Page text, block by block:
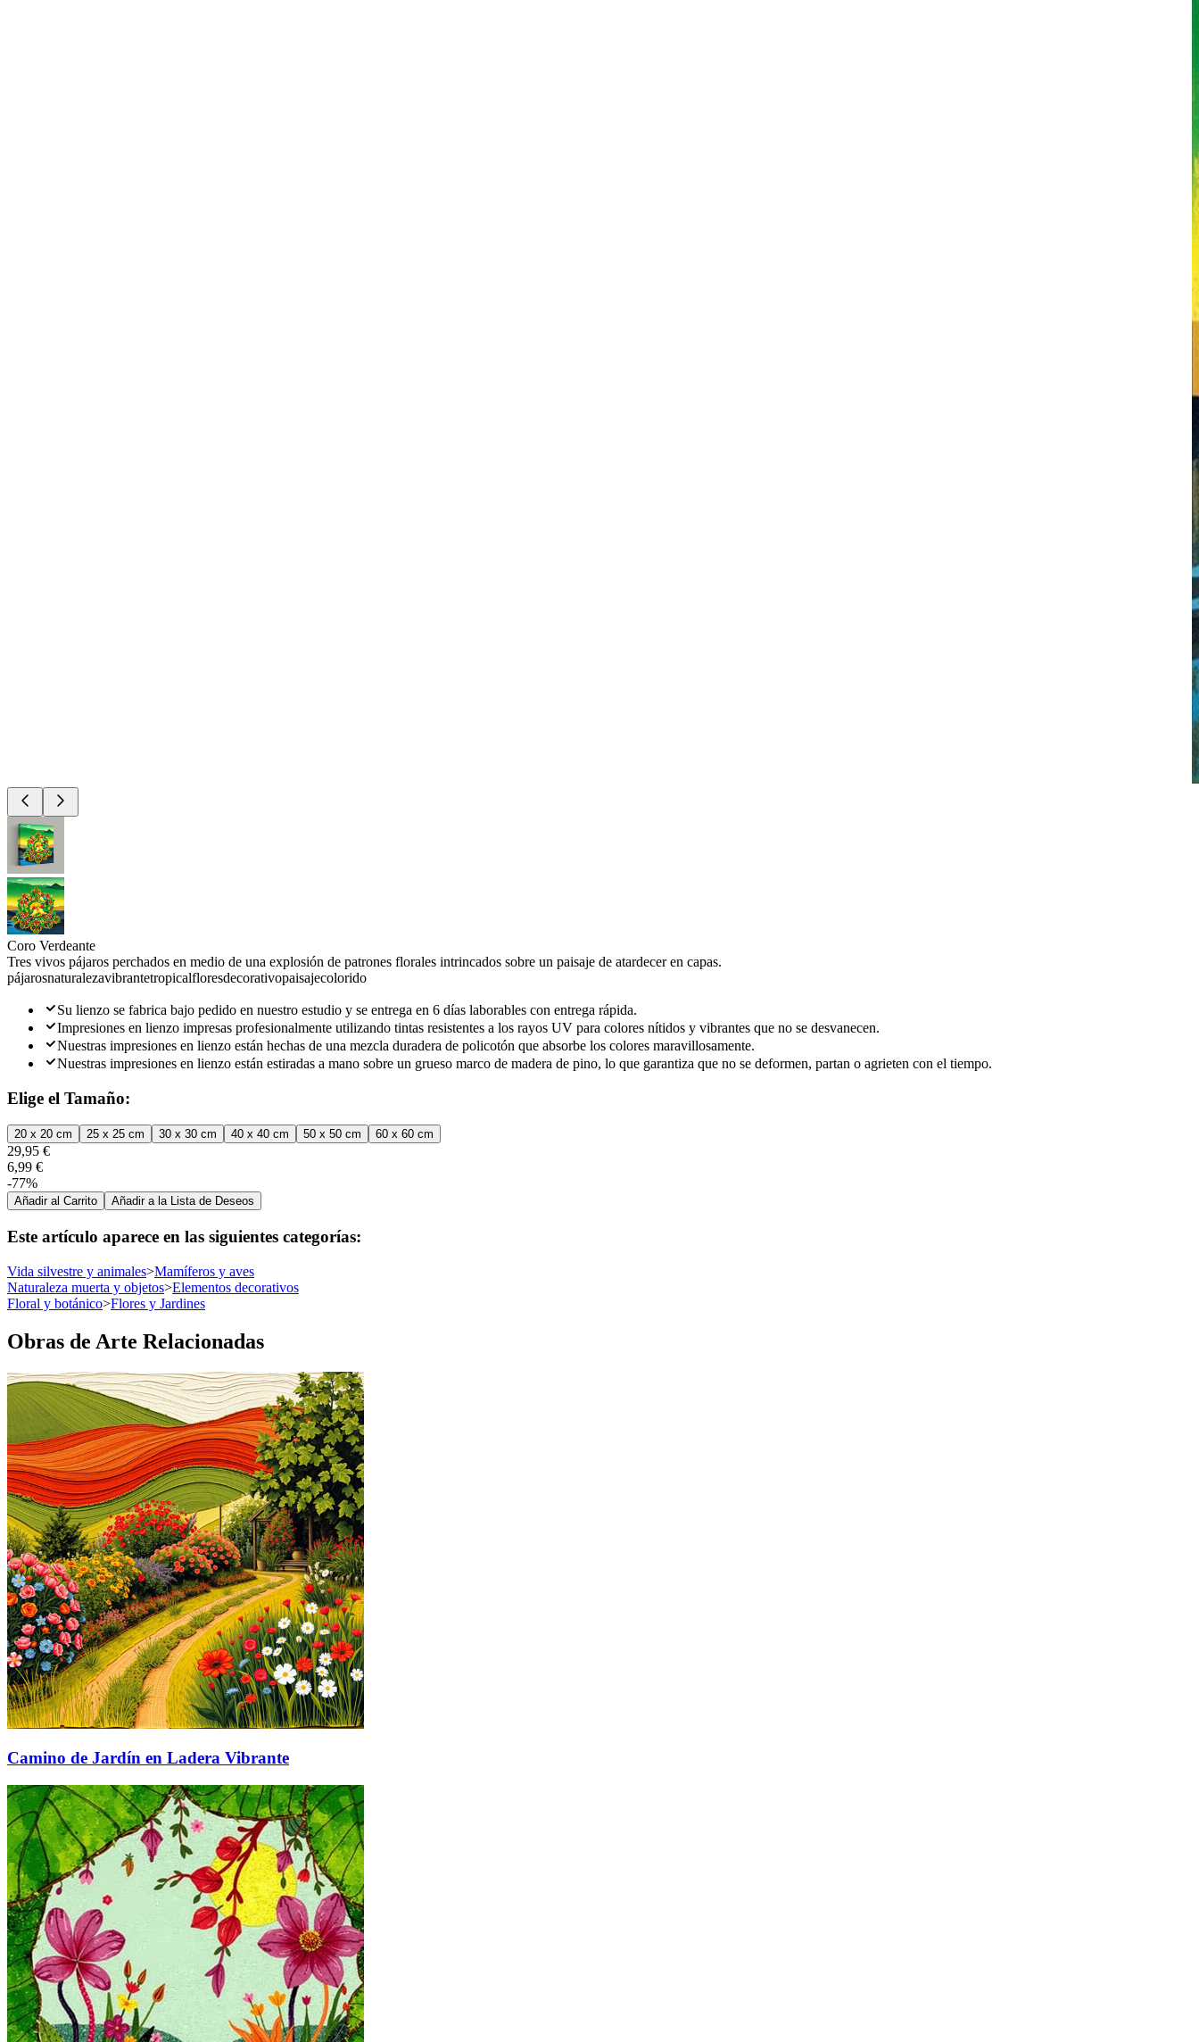
Coro Verdeante
Tres vivos pájaros perchados en medio de una explosión de patrones florales intrincados sobre un paisaje de atardecer en capas.
pájarosnaturalezavibrantetropicalfloresdecorativopaisajecolorido
Su lienzo se fabrica bajo pedido en nuestro estudio y se entrega en 6 días laborables con entrega rápida.
Impresiones en lienzo impresas profesionalmente utilizando tintas resistentes a los rayos UV para colores nítidos y vibrantes que no se desvanecen.
Nuestras impresiones en lienzo están hechas de una mezcla duradera de policotón que absorbe los colores maravillosamente.
Nuestras impresiones en lienzo están estiradas a mano sobre un grueso marco de madera de pino, lo que garantiza que no se deformen, partan o agrieten con el tiempo.
Elige el Tamaño:
20 x 20 cm 25 x 25 cm 30 x 30 cm 40 x 40 cm 50 x 50 cm 60 x 60 cm
29,95 €
6,99 €
-77%
Añadir al Carrito Añadir a la Lista de Deseos
Este artículo aparece en las siguientes categorías:
Vida silvestre y animales>Mamíferos y aves
Naturaleza muerta y objetos>Elementos decorativos
Floral y botánico>Flores y Jardines
Obras de Arte Relacionadas
Camino de Jardín en Ladera Vibrante